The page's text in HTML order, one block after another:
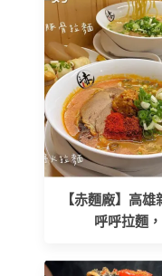
【赤麵廠】高
呼呼拉麵